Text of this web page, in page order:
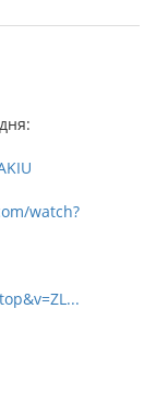
watch?